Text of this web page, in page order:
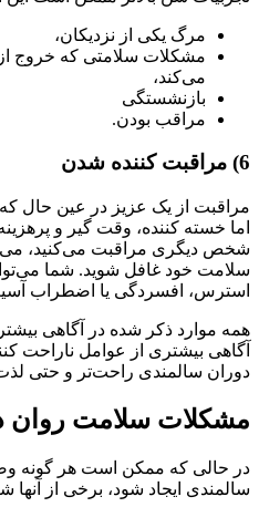
مرگ یکی از نزدیکان،
مشکلات سلامتی که خروج
می‌کند،
بازنشستگی
مراقب بودن.
6) مراقبت کننده شدن
مراقبت از یک عزیز در عین حال
اما خسته کننده، وقت گیر و
شخص دیگری مراقبت می‌کنید،
سلامت خود غافل شوید. شما
استرس، افسردگی یا اضطراب
همه موارد ذکر شده در آگاهی
آگاهی بیشتری از عوامل ناراحت
دوران سالمندی راحت‌تر و حتی
مشکلات سلامت روان
در حالی که ممکن است هر گونه
سالمندی ایجاد شود، برخی از آنها